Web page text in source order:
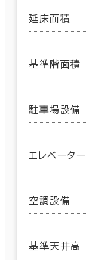
延床面積
基準階面積
駐車場設備
エレベーター
空調設備
基準天井高